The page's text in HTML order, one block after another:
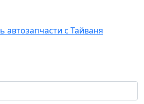
автозапчасти с Тайваня